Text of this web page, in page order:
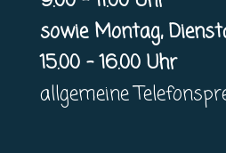
sowie Montag,
15.00 – 16.00 Uhr
allgemeine